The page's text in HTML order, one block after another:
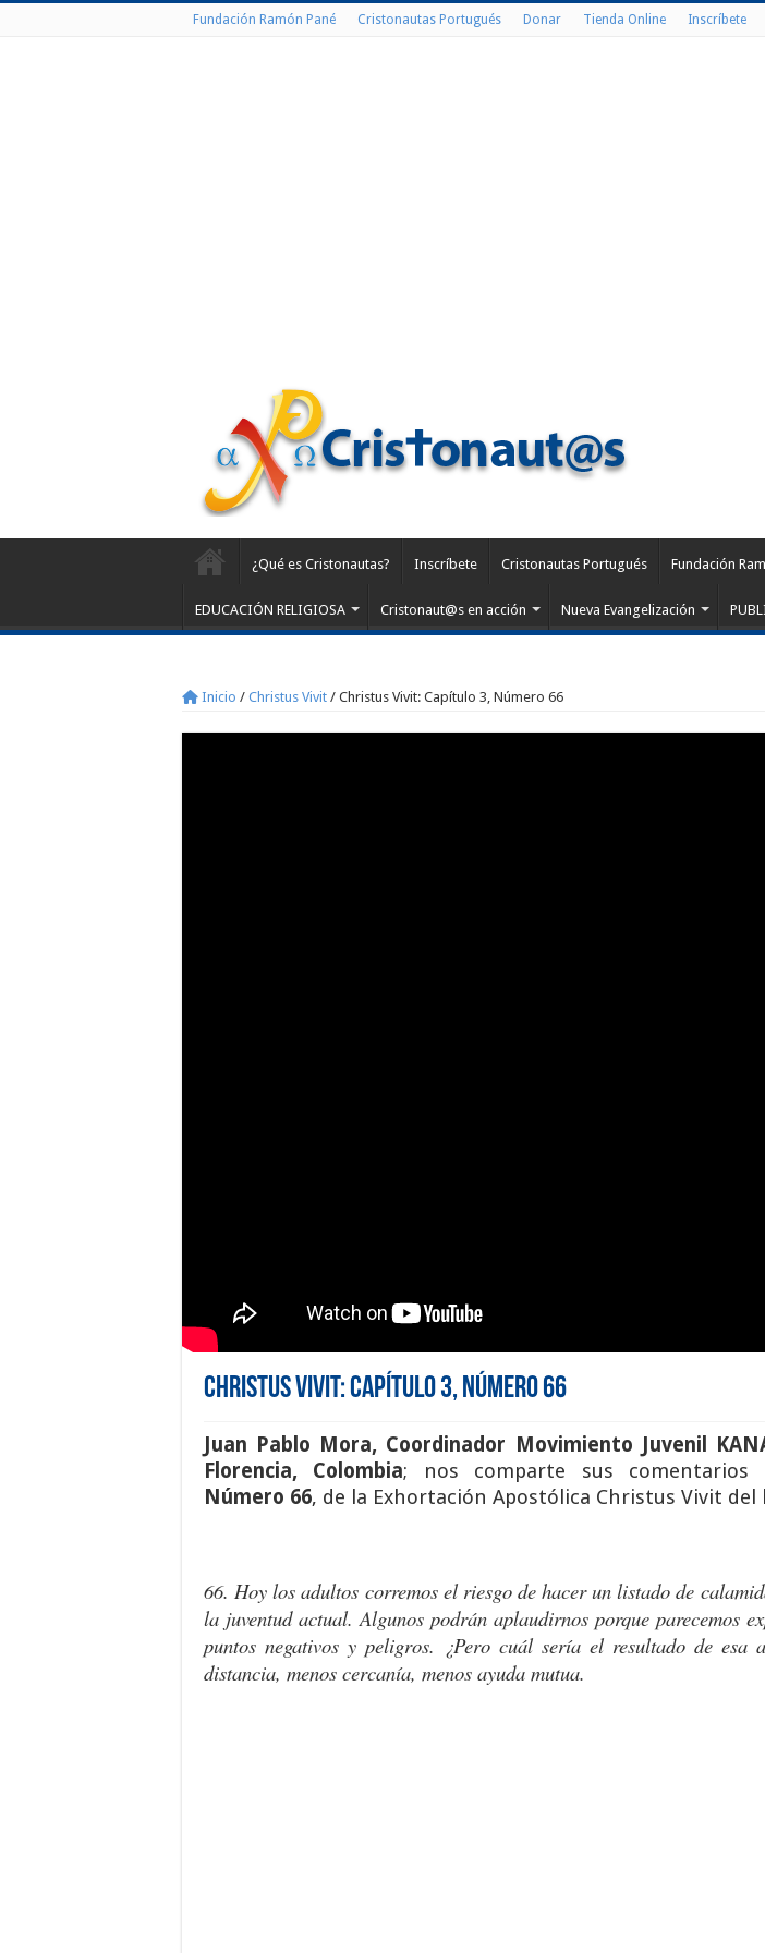
Fundación Ramón Pané Cristonautas Portugués Donar Tienda Online Inscríbete
¿Qué es Cristonautas? Inscríbete Cristonautas Portugués Fundación
EDUCACIÓN RELIGIOSA Cristonaut@s en acción Nueva Evangelización
Inicio / Christus Vivit / Christus Vivit: Capítulo 3, Número 66
Christus Vivit: Capítulo 3, Número 66
Juan Pablo Mora, Coordinador Movimiento Juvenil
Florencia, Colombia; nos comparte sus comentarios
Número 66, de la Exhortación Apostólica Christus Vivit del
66. Hoy los adultos corremos el riesgo de hacer un listado de
la juventud actual. Algunos podrán aplaudirnos porque parecemos
puntos negativos y peligros. ¿Pero cuál sería el resultado de esa
distancia, menos cercanía, menos ayuda mutua.